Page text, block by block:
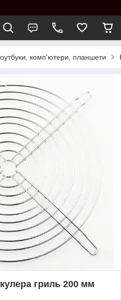
комп'ютери, планшети
гриль 200 мм